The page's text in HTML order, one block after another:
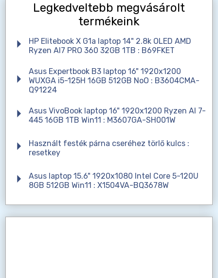
Legkedveltebb megvásárolt
termékeink
HP Elitebook X G1a laptop 14" 2.8k OLED AMD
Ryzen AI7 PRO 360 32GB 1TB : B69FKET
Asus Expertbook B3 laptop 16" 1920x1200
WUXGA i5-125H 16GB 512GB NoO : B3604CMA-
Q91224
Asus VivoBook laptop 16" 1920x1200 Ryzen AI 7-
445 16GB 1TB Win11 : M3607GA-SH001W
Használt festék párna cseréhez törlő kulcs :
resetkey
Asus laptop 15.6" 1920x1080 Intel Core 5-120U
8GB 512GB Win11 : X1504VA-BQ3678W